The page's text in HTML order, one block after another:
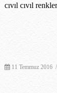
cıvıl cıvıl
11 Temmuz 2016 /